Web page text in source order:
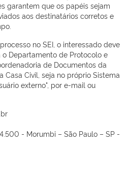
garantem que os papéis sejam
aos destinatários corretos e
no SEI, o interessado deve
Departamento de Protocolo e
de Documentos da
Casa Civil, seja no próprio Sistema
externo", por e-mail ou
- Morumbi – São Paulo – SP -